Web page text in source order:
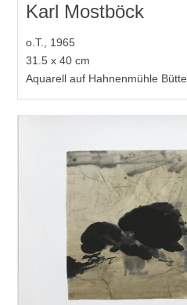
Karl Mostböck
o.T., 1965
31.5 x 40 cm
Aquarell auf Hahnenmühle Bütte